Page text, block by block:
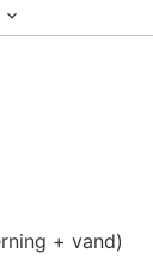
+ vand)